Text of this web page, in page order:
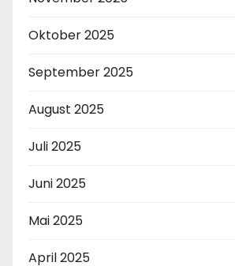
Oktober 2025
September 2025
August 2025
Juli 2025
Juni 2025
Mai 2025
April 2025